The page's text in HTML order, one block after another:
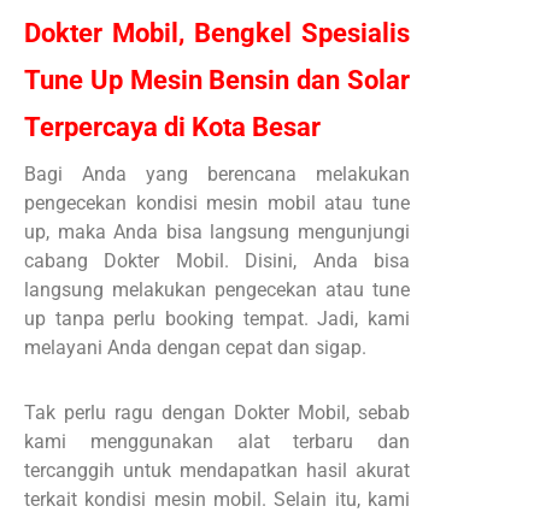
Dokter Mobil, Bengkel Spesialis
Tune Up Mesin Bensin dan Solar
Terpercaya di Kota Besar
Bagi Anda yang berencana melakukan
pengecekan kondisi mesin mobil atau tune
up, maka Anda bisa langsung mengunjungi
cabang Dokter Mobil. Disini, Anda bisa
langsung melakukan pengecekan atau tune
up tanpa perlu booking tempat. Jadi, kami
melayani Anda dengan cepat dan sigap.
Tak perlu ragu dengan Dokter Mobil, sebab
kami menggunakan alat terbaru dan
tercanggih untuk mendapatkan hasil akurat
terkait kondisi mesin mobil. Selain itu, kami